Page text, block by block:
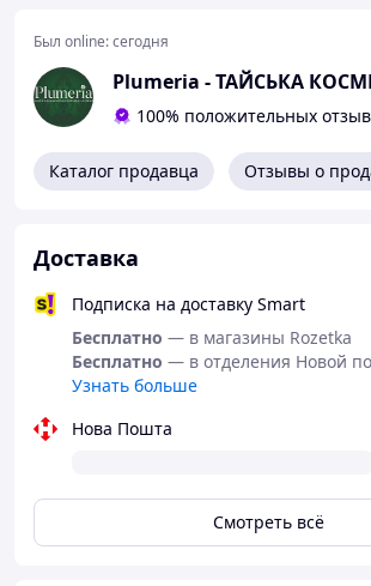
Был online:сегодня
100% положительных
Каталог продавца Отзывы о
Доставка
Подписка на доставку Smart
Бесплатно — в магазины Rozetka
Бесплатно — в отделения Новой
Узнать больше
Нова Пошта
Смотреть всё